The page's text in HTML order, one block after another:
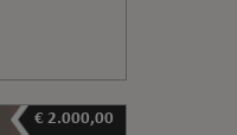
€ 2.000,00